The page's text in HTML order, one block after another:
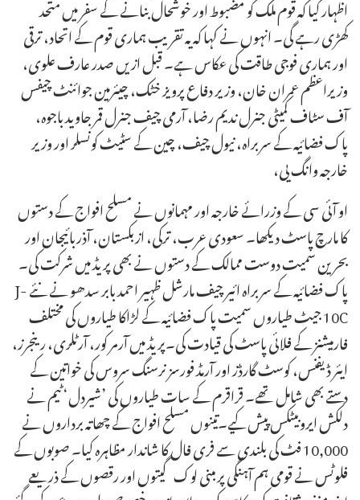
اظہار کیا کہ قوم ملک کو مضبوط اور خوشحال بنانے کے سفر میں متحد
کھڑی رہے گی۔ انہوں نے کہا کہ یہ تقریب ہماری قوم کے اتحاد، ترقی
اور ہماری فوجی طاقت کی عکاس ہے۔ قبل ازیں صدر عارف علوی،
وزیراعظم عمران خان، وزیر دفاع پرویز خٹک، چیئرمین جوائنٹ چیفس
آف سٹاف کمیٹی جنرل ندیم رضا، آرمی چیف جنرل قمر جاوید باجوہ،
پاک فضائیہ کے سربراہ، نیول چیف، چین کے سٹیٹ کونسلر اور وزیر
خارجہ وانگ یی،
او آئی سی کے وزرائے خارجہ اور مہمانوں نے مسلح افواج کے دستوں
کا مارچ پاسٹ دیکھا۔ سعودی عرب، ترکی، ازبکستان، آذربائیجان اور
بحرین سمیت دوست ممالک کے دستوں نے بھی پریڈ میں شرکت کی۔
پاک فضائیہ کے سربراہ ائیر چیف مارشل ظہیر احمد بابر سدھو نے نئے J-
10C جیٹ طیاروں سمیت پاک فضائیہ کے لڑاکا طیاروں کی مختلف
فارمیشنز کے فلائی پاسٹ کی قیادت کی۔پریڈ میں آرمر کور، آرٹلری، رینجرز،
ایئر ڈیفنس، کوسٹ گارڈز اور آرمڈ فورسز نرسنگ سروس کی خواتین کے
دستے بھی شامل تھے۔ قراقرم کے سات طیاروں کی ’شیردل‘ ٹیم نے
دلکش ایروبیٹکس پیش کیے۔تینوں مسلح افواج کے چھاتہ برداروں نے
10,000 فٹ کی بلندی سے فری فال کا شاندار مظاہرہ کیا۔ صوبوں کے
فلوٹس نے قومی ہم آہنگی پر مبنی لوک گیتوں اور رقصوں کے ذریعے